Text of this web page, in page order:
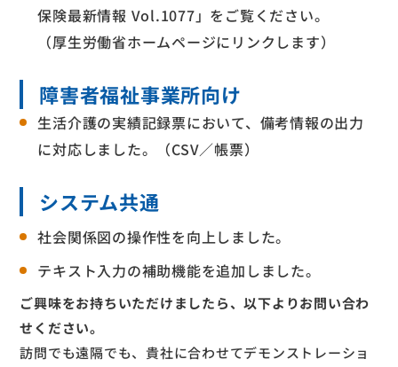
保険最新情報 Vol.1077」をご覧ください。
（厚生労働省ホームページにリンクします）
障害者福祉事業所向け
生活介護の実績記録票において、備考情報の出力
に対応しました。（CSV／帳票）
システム共通
社会関係図の操作性を向上しました。
テキスト入力の補助機能を追加しました。
ご興味をお持ちいただけましたら、以下よりお問い合わ
せください。
訪問でも遠隔でも、貴社に合わせてデモンストレーショ